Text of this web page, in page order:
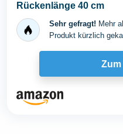
Rückenlänge 40 cm
Sehr gefragt! Mehr
Produkt kürzlich